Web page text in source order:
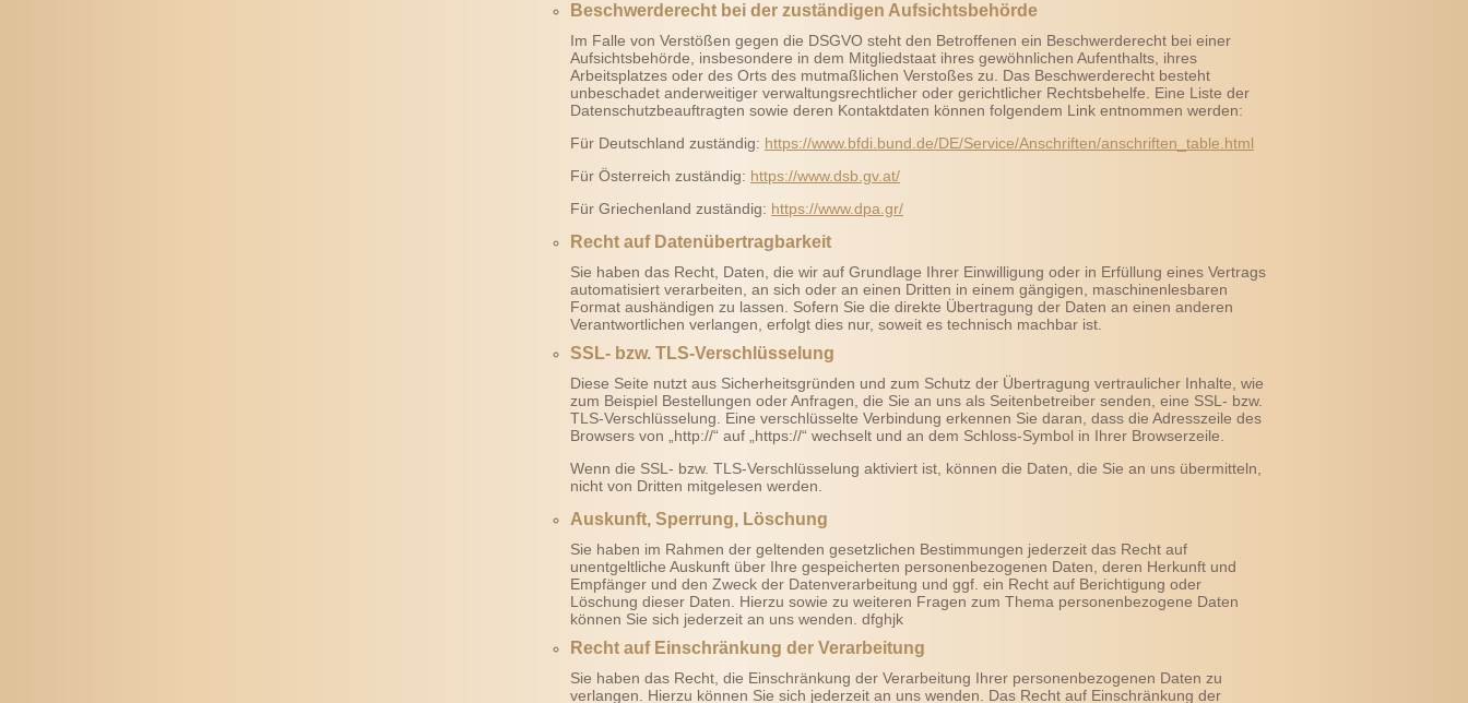
Beschwerderecht bei der zuständigen Aufsichtsbehörde
Im Falle von Verstößen gegen die DSGVO steht den Betroffenen ein Beschwerderecht bei einer
Aufsichtsbehörde, insbesondere in dem Mitgliedstaat ihres gewöhnlichen Aufenthalts, ihres
Arbeitsplatzes oder des Orts des mutmaßlichen Verstoßes zu. Das Beschwerderecht besteht
unbeschadet anderweitiger verwaltungsrechtlicher oder gerichtlicher Rechtsbehelfe. Eine Liste der
Datenschutzbeauftragten sowie deren Kontaktdaten können folgendem Link entnommen werden:
Für Deutschland zuständig: https://www.bfdi.bund.de/DE/Service/Anschriften/anschriften_table.html
Für Österreich zuständig: https://www.dsb.gv.at/
Für Griechenland zuständig: https://www.dpa.gr/
Recht auf Datenübertragbarkeit
Sie haben das Recht, Daten, die wir auf Grundlage Ihrer Einwilligung oder in Erfüllung eines Vertrags
automatisiert verarbeiten, an sich oder an einen Dritten in einem gängigen, maschinenlesbaren
Format aushändigen zu lassen. Sofern Sie die direkte Übertragung der Daten an einen anderen
Verantwortlichen verlangen, erfolgt dies nur, soweit es technisch machbar ist.
SSL- bzw. TLS-Verschlüsselung
Diese Seite nutzt aus Sicherheitsgründen und zum Schutz der Übertragung vertraulicher Inhalte, wie
zum Beispiel Bestellungen oder Anfragen, die Sie an uns als Seitenbetreiber senden, eine SSL- bzw.
TLS-Verschlüsselung. Eine verschlüsselte Verbindung erkennen Sie daran, dass die Adresszeile des
Browsers von „http://“ auf „https://“ wechselt und an dem Schloss-Symbol in Ihrer Browserzeile.
Wenn die SSL- bzw. TLS-Verschlüsselung aktiviert ist, können die Daten, die Sie an uns übermitteln,
nicht von Dritten mitgelesen werden.
Auskunft, Sperrung, Löschung
Sie haben im Rahmen der geltenden gesetzlichen Bestimmungen jederzeit das Recht auf
unentgeltliche Auskunft über Ihre gespeicherten personenbezogenen Daten, deren Herkunft und
Empfänger und den Zweck der Datenverarbeitung und ggf. ein Recht auf Berichtigung oder
Löschung dieser Daten. Hierzu sowie zu weiteren Fragen zum Thema personenbezogene Daten
können Sie sich jederzeit an uns wenden. dfghjk
Recht auf Einschränkung der Verarbeitung
Sie haben das Recht, die Einschränkung der Verarbeitung Ihrer personenbezogenen Daten zu
verlangen. Hierzu können Sie sich jederzeit an uns wenden. Das Recht auf Einschränkung der